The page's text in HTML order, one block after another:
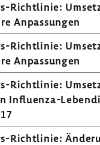
​Richtlinie:
Anpas­sungen
​Richtlinie:
Anpas­sungen
​Richtlinie:
Influenza-​
​Richtlinie: